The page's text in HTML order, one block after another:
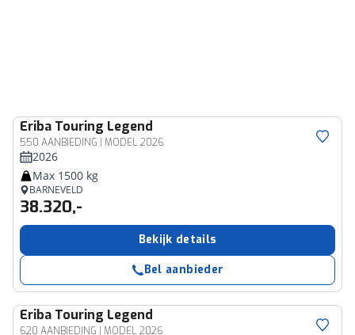
Eriba Touring Legend
550 AANBIEDING | MODEL 2026
2026
Max 1500 kg
BARNEVELD
38.320,-
Bekijk details
Bel aanbieder
Eriba Touring Legend
620 AANBIEDING | MODEL 2026